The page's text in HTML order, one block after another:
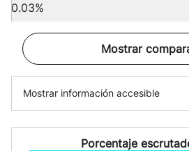
0.03%
Mostrar
Mostrar información accesible
Porcentaje